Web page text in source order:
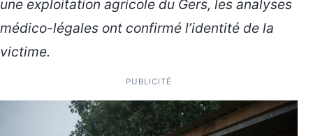
une exploitation agricole du Gers, les analyses
médico-légales ont confirmé l’identité de la
victime.
PUBLICITÉ